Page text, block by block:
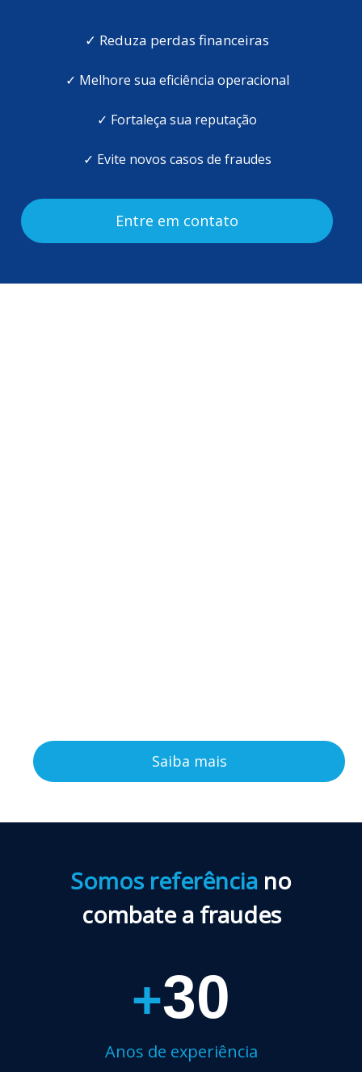
✓ Reduza perdas financeiras
✓ Melhore sua eficiência operacional
✓ Fortaleça sua reputação
✓ Evite novos casos de fraudes
Entre em contato
Saiba mais
Somos referência no
combate a fraudes
+30
Anos de experiência